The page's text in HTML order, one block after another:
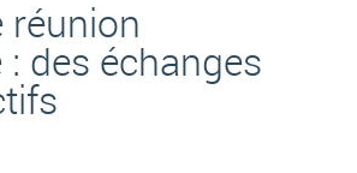
réunion
des échanges